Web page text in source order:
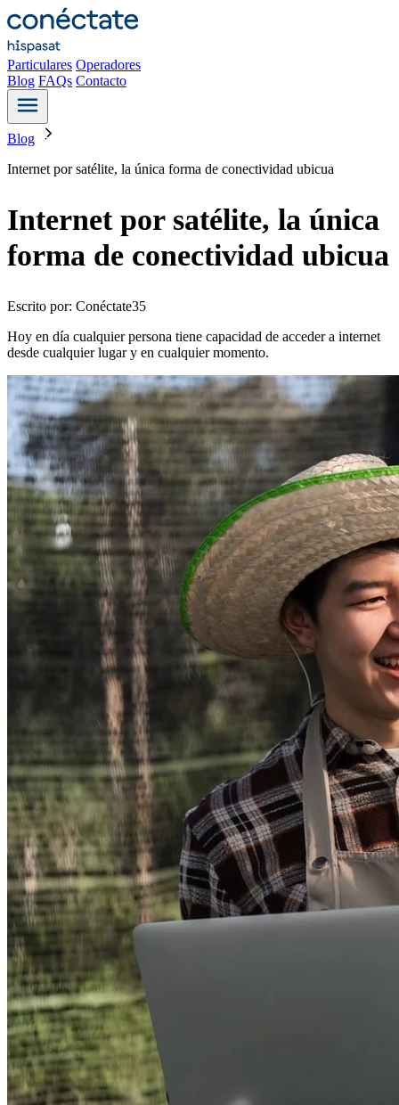
Particulares Operadores
Blog FAQs Contacto
Blog
Internet por satélite, la única forma de conectividad ubicua
Internet por satélite, la única
forma de conectividad ubicua
Escrito por: Conéctate35
Hoy en día cualquier persona tiene capacidad de acceder a internet
desde cualquier lugar y en cualquier momento.